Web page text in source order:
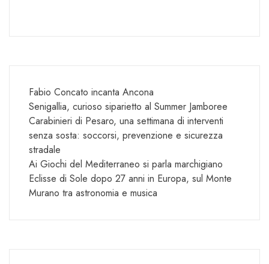
Fabio Concato incanta Ancona
Senigallia, curioso siparietto al Summer Jamboree
Carabinieri di Pesaro, una settimana di interventi
senza sosta: soccorsi, prevenzione e sicurezza
stradale
Ai Giochi del Mediterraneo si parla marchigiano
Eclisse di Sole dopo 27 anni in Europa, sul Monte
Murano tra astronomia e musica